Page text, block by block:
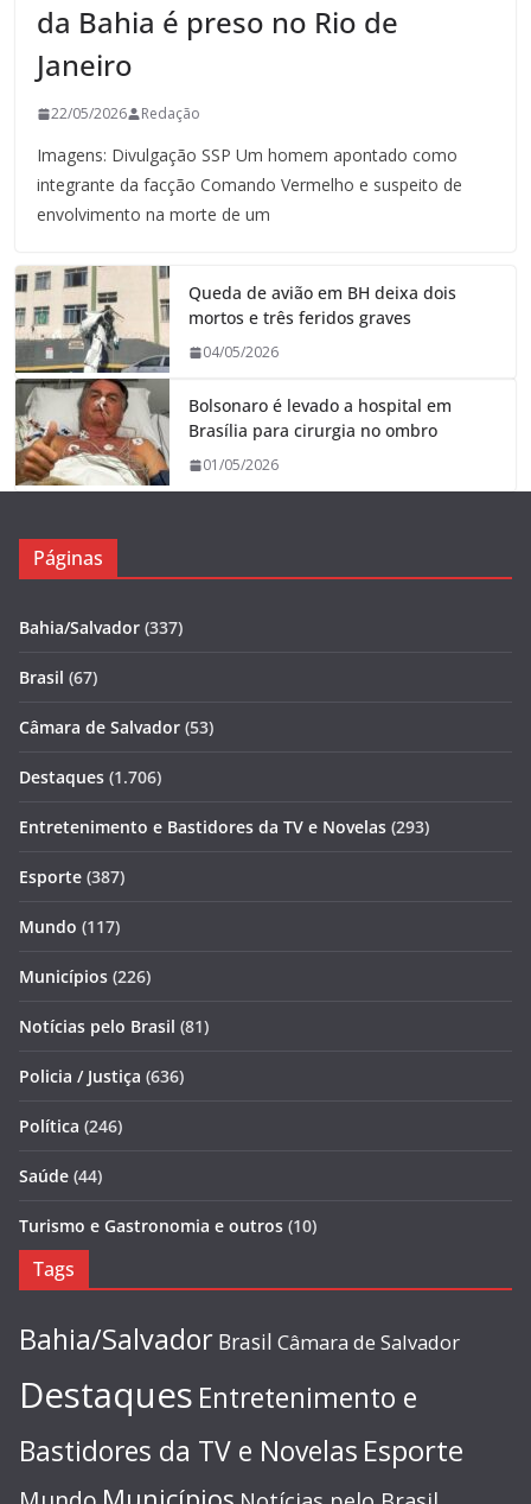
da Bahia é preso no Rio de
Janeiro
22/05/2026 Redação
Imagens: Divulgação SSP Um homem apontado como
integrante da facção Comando Vermelho e suspeito de
envolvimento na morte de um
Queda de avião em BH deixa dois
mortos e três feridos graves
04/05/2026
Bolsonaro é levado a hospital em
Brasília para cirurgia no ombro
01/05/2026
Páginas
Bahia/Salvador (337)
Brasil (67)
Câmara de Salvador (53)
Destaques (1.706)
Entretenimento e Bastidores da TV e Novelas (293)
Esporte (387)
Mundo (117)
Municípios (226)
Notícias pelo Brasil (81)
Policia / Justiça (636)
Política (246)
Saúde (44)
Turismo e Gastronomia e outros (10)
Tags
Bahia/Salvador Brasil Câmara de Salvador
Destaques Entretenimento e
Bastidores da TV e Novelas Esporte